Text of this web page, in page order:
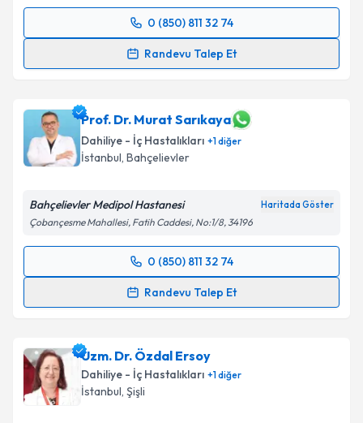
0 (850) 811 32 74
Randevu Talep Et
Randevu Takvimi Talebi
takvim hazırlandığında e-posta ile bilgilendireceğiz.
E-posta Adresiniz
Kişisel verilerimin işlenmesine ilişkin
Metni'ni okudum ve kişisel verilerimin belirtilen
kapsamda işlenmesini kabul ediyorum.
Takvim Talebini Gönder
Prof. Dr. Murat Sarıkaya
Dahiliye - İç Hastalıkları +1diğer
İstanbul, Bahçelievler
Bahçelievler Medipol Hastanesi Haritada Göster
Çobançesme Mahallesi, Fatih Caddesi, No:1/8, 34196
0 (850) 811 32 74
Randevu Talep Et
Randevu Takvimi Talebi
takvim hazırlandığında e-posta ile bilgilendireceğiz.
E-posta Adresiniz
Uzm. Dr. Özdal Ersoy
Dahiliye - İç Hastalıkları +1diğer
İstanbul, Şişli